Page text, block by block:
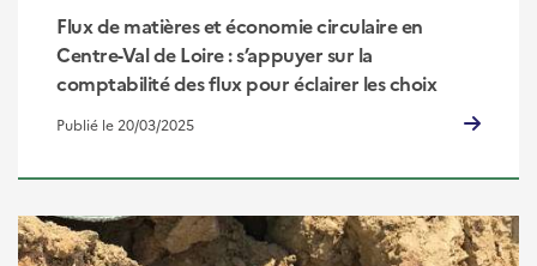
Flux de matières et économie circulaire en
Centre-Val de Loire : s’appuyer sur la
comptabilité des flux pour éclairer les choix
Publié le 20/03/2025